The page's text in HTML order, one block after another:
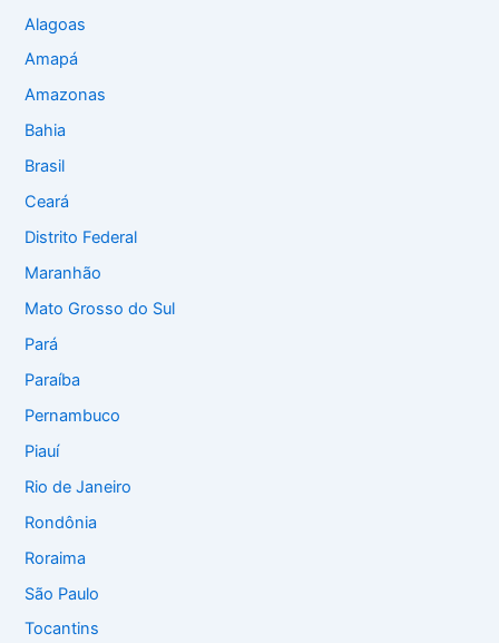
Alagoas
Amapá
Amazonas
Bahia
Brasil
Ceará
Distrito Federal
Maranhão
Mato Grosso do Sul
Pará
Paraíba
Pernambuco
Piauí
Rio de Janeiro
Rondônia
Roraima
São Paulo
Tocantins